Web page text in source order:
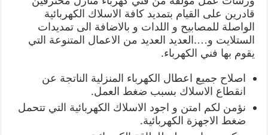
قادرين على القيام بتمديد كافة الاسلاك الكهربائية
الواصلة للمصابيح و اللدات و بالاضافة الى تمديدات
الستلايت و….العديد العديد من الاعمال المتنوعة التي
يقوم بها فني الكهرباء.
اصلاح جميع اعطال الكهرباء المنزلية الناتجة عن
انقطاع الاسلاك بسبب ضغط العمل.
نؤمن لكم امتن و اجود الاسلاك الكهربائية التي تتحمل
ضغط الاجهزة الكهربائية.